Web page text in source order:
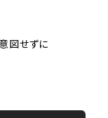
図せずに